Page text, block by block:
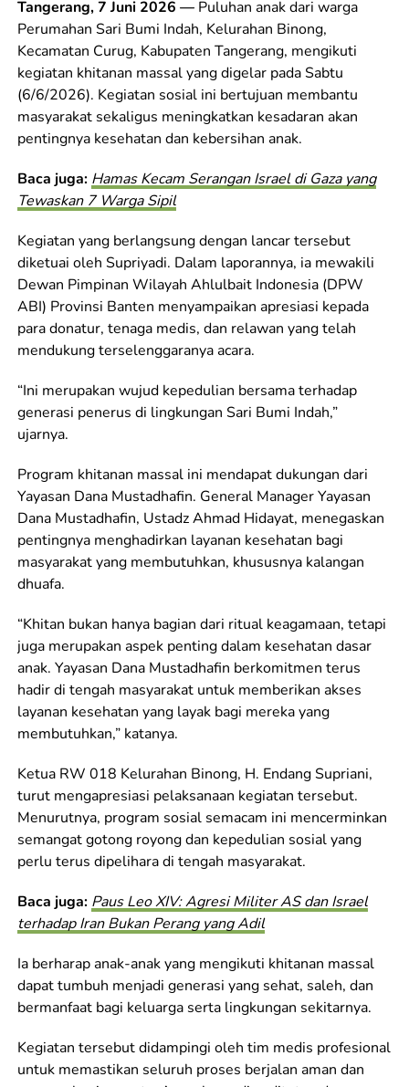
Tangerang, 7 Juni 2026 —Puluhan anak dari warga
Perumahan Sari Bumi Indah, Kelurahan Binong,
Kecamatan Curug, Kabupaten Tangerang, mengikuti
kegiatan khitanan massal yang digelar pada Sabtu
(6/6/2026). Kegiatan sosial ini bertujuan membantu
masyarakat sekaligus meningkatkan kesadaran akan
pentingnya kesehatan dan kebersihan anak.
Baca juga: Hamas Kecam Serangan Israel di Gaza yang
Tewaskan 7 Warga Sipil
Kegiatan yang berlangsung dengan lancar tersebut
diketuai oleh Supriyadi. Dalam laporannya, ia mewakili
Dewan Pimpinan Wilayah Ahlulbait Indonesia (DPW
ABI) Provinsi Banten menyampaikan apresiasi kepada
para donatur, tenaga medis, dan relawan yang telah
mendukung terselenggaranya acara.
“Ini merupakan wujud kepedulian bersama terhadap
generasi penerus di lingkungan Sari Bumi Indah,”
ujarnya.
Program khitanan massal ini mendapat dukungan dari
Yayasan Dana Mustadhafin. General Manager Yayasan
Dana Mustadhafin, Ustadz Ahmad Hidayat, menegaskan
pentingnya menghadirkan layanan kesehatan bagi
masyarakat yang membutuhkan, khususnya kalangan
dhuafa.
“Khitan bukan hanya bagian dari ritual keagamaan, tetapi
juga merupakan aspek penting dalam kesehatan dasar
anak. Yayasan Dana Mustadhafin berkomitmen terus
hadir di tengah masyarakat untuk memberikan akses
layanan kesehatan yang layak bagi mereka yang
membutuhkan,” katanya.
Ketua RW 018 Kelurahan Binong, H. Endang Supriani,
turut mengapresiasi pelaksanaan kegiatan tersebut.
Menurutnya, program sosial semacam ini mencerminkan
semangat gotong royong dan kepedulian sosial yang
perlu terus dipelihara di tengah masyarakat.
Baca juga: Paus Leo XIV: Agresi Militer AS dan Israel
terhadap Iran Bukan Perang yang Adil
Ia berharap anak-anak yang mengikuti khitanan massal
dapat tumbuh menjadi generasi yang sehat, saleh, dan
bermanfaat bagi keluarga serta lingkungan sekitarnya.
Kegiatan tersebut didampingi oleh tim medis profesional
untuk memastikan seluruh proses berjalan aman dan